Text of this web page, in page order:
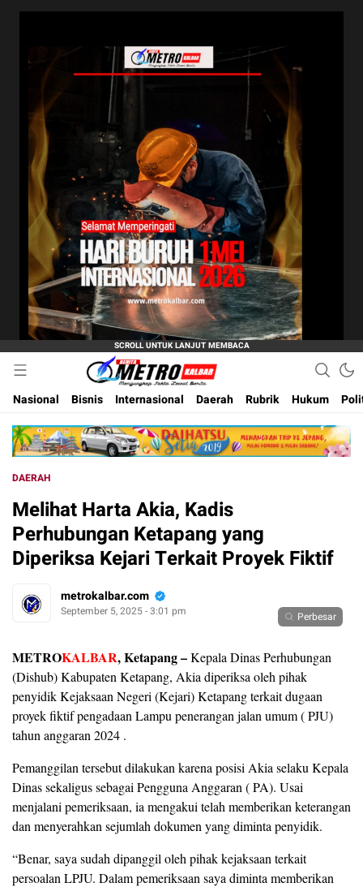
Metro Kalbar
Inspirasi Untuk Negeri
Nasional
Bisnis Internasional Daerah Rubrik Hukum
DAERAH
Melihat Harta Akia, Kadis
Perhubungan Ketapang yang
Diperiksa Kejari Terkait Proyek Fiktif
metrokalbar.com
September 5, 2025 - 3:01 pm Perbesar
METROKALBAR, Ketapang –Kepala Dinas Perhubungan
(Dishub) Kabupaten Ketapang, Akia diperiksa oleh pihak
penyidik Kejaksaan Negeri (Kejari) Ketapang terkait dugaan
proyek fiktif pengadaan Lampu penerangan jalan umum ( PJU)
tahun anggaran 2024 .
Pemanggilan tersebut dilakukan karena posisi Akia selaku Kepala
Dinas sekaligus sebagai Pengguna Anggaran ( PA). Usai
menjalani pemeriksaan, ia mengakui telah memberikan keterangan
dan menyerahkan sejumlah dokumen yang diminta penyidik.
“Benar, saya sudah dipanggil oleh pihak kejaksaan terkait
persoalan LPJU. Dalam pemeriksaan saya diminta memberikan